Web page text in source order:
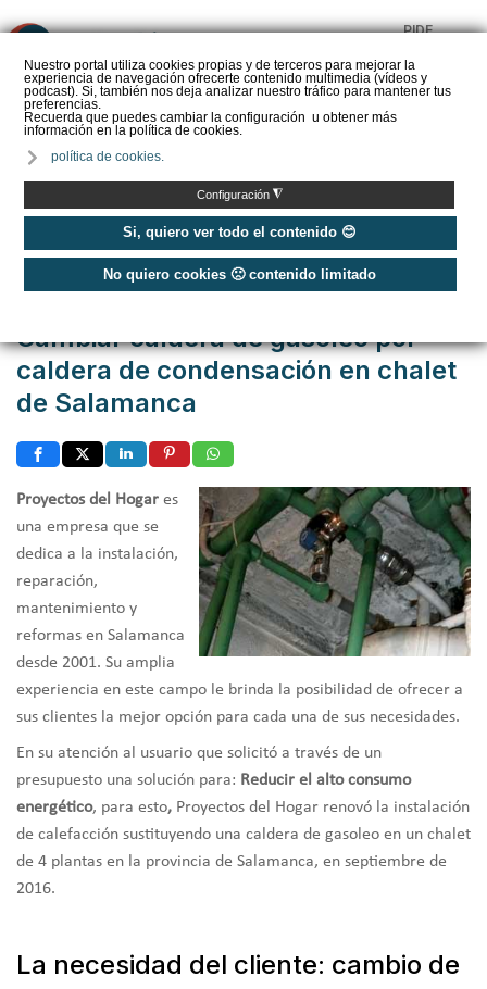
Nuestro portal utiliza cookies propias y de terceros para mejorar la
experiencia de navegación ofrecerte contenido multimedia (vídeos y
podcast). Si, también nos deja analizar nuestro tráfico para mantener tus
preferencias.
Recuerda que puedes cambiar la configuración u obtener más
información en la política de cookies.
política de cookies.
Configuración ◮
Si, quiero ver todo el contenido 😊
No quiero cookies 🙁 contenido limitado
PIDE
CALORYFRIO
Inicio
Cambiar caldera de gasóleo por caldera de condensación en chalet de
Publicado: Martes, 25 Octubre 2016 10:26
Cambiar caldera de gasóleo por
caldera de condensación en chalet
de Salamanca
Proyectos del Hogar es
una empresa que se
dedica a la instalación,
reparación,
mantenimiento y
reformas en Salamanca
desde 2001. Su amplia
experiencia en este campo le brinda la posibilidad de ofrecer a
sus clientes la mejor opción para cada una de sus necesidades.
En su atención al usuario que solicitó a través de un
presupuesto una solución para: Reducir el alto consumo
energético, para esto, Proyectos del Hogar renovó la instalación
de calefacción sustituyendo una caldera de gasoleo en un chalet
de 4 plantas en la provincia de Salamanca, en septiembre de
2016.
La necesidad del cliente: cambio de